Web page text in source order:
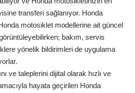
transferi sağlanıyor. Honda
Honda motosiklet modellerine ait güncel
bakım, servis
yönelik bildirimleri de uygulama
ve taleplerini dijital olarak hızlı ve
hayata geçirilen Honda